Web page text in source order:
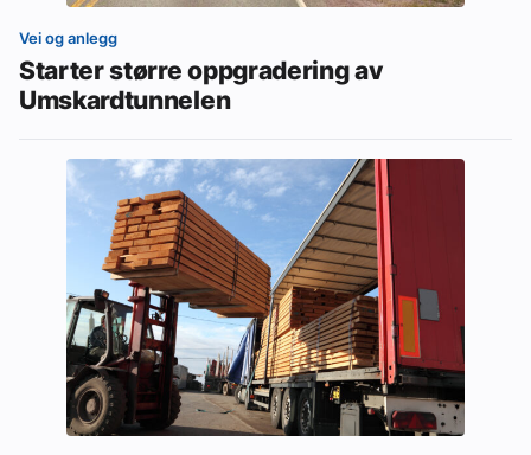
Vei og anlegg
Starter større oppgradering av
Umskardtunnelen